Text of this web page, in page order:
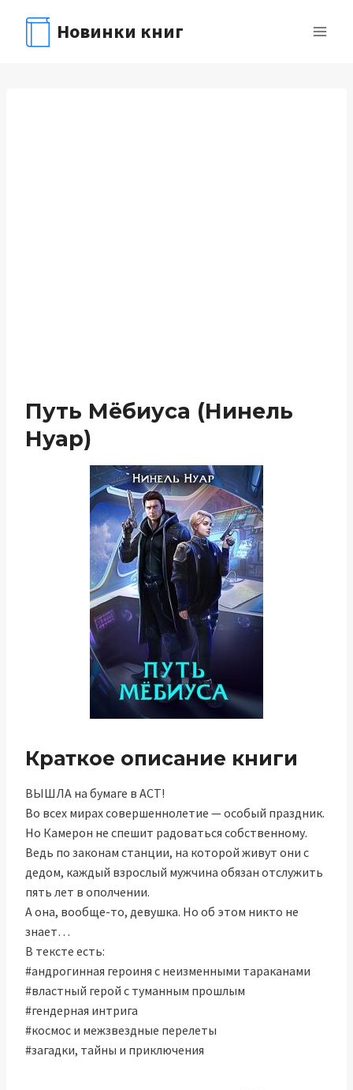
содержимому
Новинки книг
Путь Мёбиуса (Нинель
Нуар)
Краткое описание книги
ВЫШЛА на бумаге в АСТ!
Во всех мирах совершеннолетие — особый праздник.
Но Камерон не спешит радоваться собственному.
Ведь по законам станции, на которой живут они с
дедом, каждый взрослый мужчина обязан отслужить
пять лет в ополчении.
А она, вообще-то, девушка. Но об этом никто не
знает…
В тексте есть:
#андрогинная героиня с неизменными тараканами
#властный герой с туманным прошлым
#гендерная интрига
#космос и межзвездные перелеты
#загадки, тайны и приключения